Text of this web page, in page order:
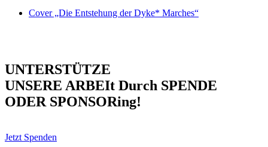
Cover „Die Entstehung der Dyke* Marches“
UNTERSTÜTZE
UNSERE ARBEIt Durch SPENDE
ODER SPONSORing!
Jetzt Spenden